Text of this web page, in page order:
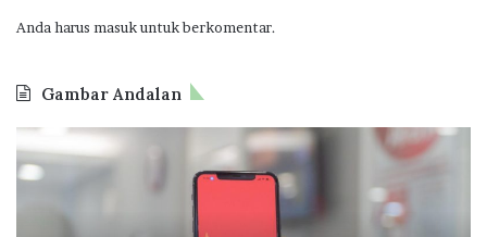
Anda harus masukuntuk berkomentar.
Gambar Andalan
Mobile
Bawa